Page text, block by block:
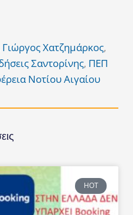
Γιώργος Χατζημάρκος,
Σαντορίνης, ΠΕΠ
Νοτίου Αιγαίου
HOT